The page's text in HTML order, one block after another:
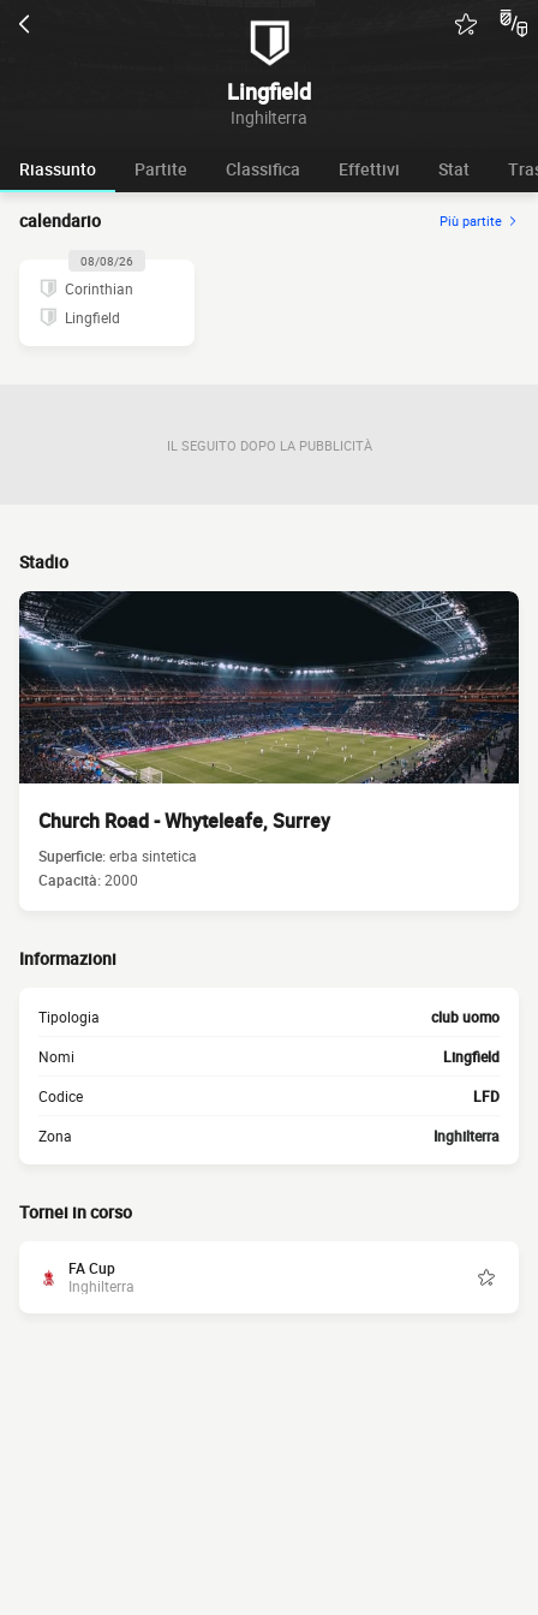
Lingfield
Inghilterra
Riassunto Partite Classifica Effettivi Stat
calendario Più partite
08/08/26
Corinthian
Lingfield
IL SEGUITO DOPO LA PUBBLICITÀ
Stadio
Church Road - Whyteleafe, Surrey
Superficie:erba sintetica
Capacità:2000
Informazioni
Tipologia club uomo
Nomi Lingfield
Codice LFD
Zona Inghilterra
Tornei in corso
FA Cup
Inghilterra